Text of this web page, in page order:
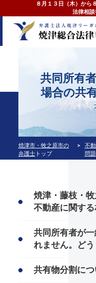
８月１３日（木）から
法律相談
共同所有
場合の共
焼津市・牧之原市の
弁護士トップ
不
問題
焼津・藤枝・
不動産に関す
共同所有者が
れません。ど
共有物分割に